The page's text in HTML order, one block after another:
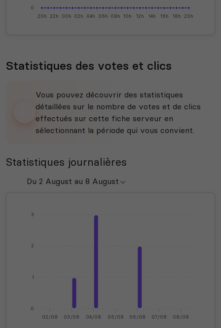
0
20h 22h 00h 02h 04h 06h 08h 10h 12h 14h 16h 18h 20h
Statistiques des votes et clics
Vous pouvez découvrir des statistiques
détaillées sur le nombre de votes et de clics
effectués sur cette fiche serveur en
sélectionnant la période qui vous convient.
Statistiques journalières
0
1
2
3
02/08 03/08 04/08 05/08 06/08 07/08 08/08